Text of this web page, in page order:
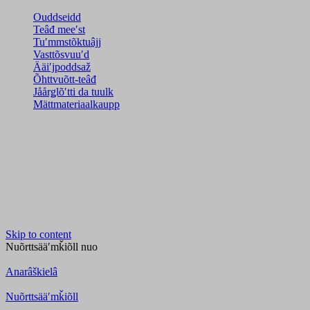
Ouddseidd
Teâđ meeʹst
Tuʹmmstõktuâjj
Vasttõsvuuʹd
Ääiʹjpoddsaž
Õhttvuõtt-teâđ
Jåårǥlõʹtti da tuulk
Mättmateriaalkaupp
Skip to content
Nuõrttsääʹmǩiõll nuo
Anarâškielâ
Nuõrttsääʹmǩiõll